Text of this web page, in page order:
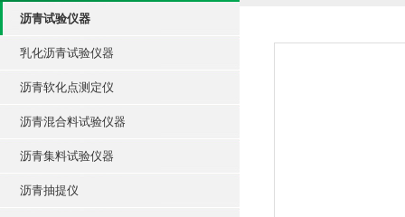
沥青试验仪器
乳化沥青试验仪器
沥青软化点测定仪
沥青混合料试验仪器
沥青集料试验仪器
沥青抽提仪